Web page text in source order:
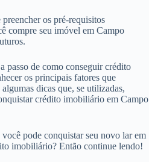
os pré-requisitos
compre seu imóvel em Campo
passo de como conseguir crédito
os principais fatores que
dicas que, se utilizadas,
crédito imobiliário em Campo
pode conquistar seu novo lar em
imobiliário? Então continue lendo!